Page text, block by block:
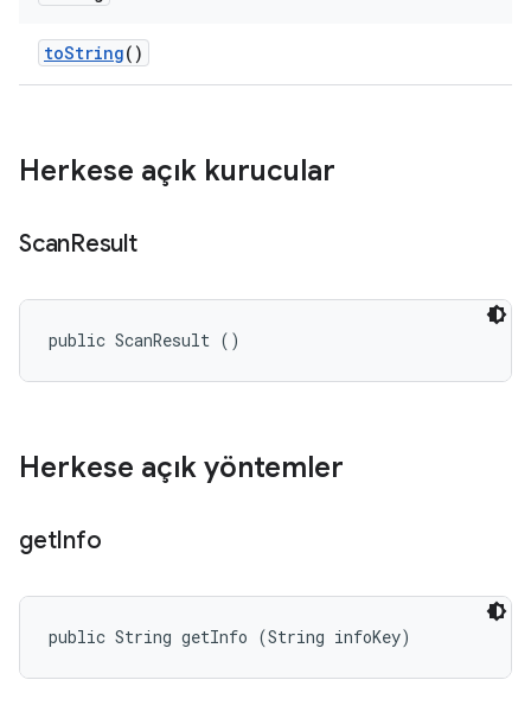
toString()
Herkese açık kurucular
ScanResult
public ScanResult ()
Herkese açık yöntemler
getInfo
public String getInfo (String infoKey)